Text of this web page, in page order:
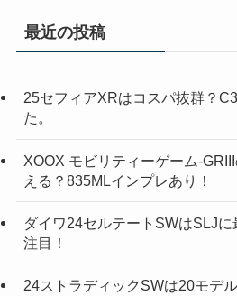
最近の投稿
25セフィアXRはコスパ抜群？
た。
XOOX モビリティーゲーム-
える？835MLインプレあり！
ダイワ24セルテートSWはSLJ
注目！
24ストラディックSWは20モデ